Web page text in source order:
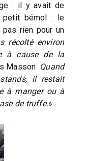
: il y avait de
petit bémol : le
rien pour un
récolté environ
à cause de la
Masson. Quand
il restait
à manger ou à
de truffe.»